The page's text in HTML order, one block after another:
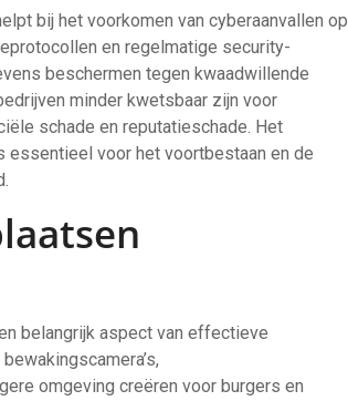
bij het voorkomen van cyberaanvallen op
en regelmatige security-
beschermen tegen kwaadwillende
minder kwetsbaar zijn voor
schade en reputatieschade. Het
essentieel voor het voortbestaan en de
belangrijk aspect van effectieve
omgeving creëren voor burgers en